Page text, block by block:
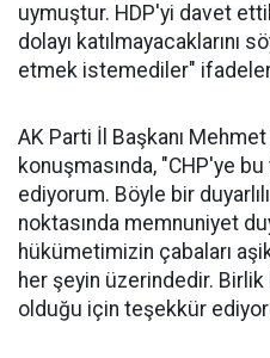
uymuştur. HDP'yi davet
dolayı katılmayacaklarını
etmek istemediler"
AK Parti İl Başkanı
konuşmasında, "CHP'ye
ediyorum. Böyle bir
noktasında memnuniyet
hükümetimizin çabaları
her şeyin üzerindedir.
olduğu için teşekkür